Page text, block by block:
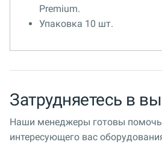
Premium.
Упаковка 10 шт.
Затрудняетесь в
Наши менеджеры готовы
интересующего вас